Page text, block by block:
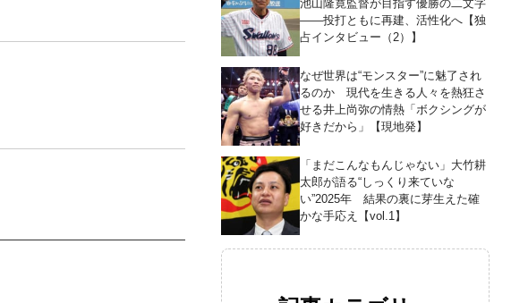
池山隆寛監督が目指す優勝の二文字
――投打ともに再建、活性化へ【独
占インタビュー（2）】
なぜ世界は“モンスター”に魅了され
るのか 現代を生きる人々を熱狂さ
せる井上尚弥の情熱「ボクシングが
好きだから」【現地発】
「まだこんなもんじゃない」大竹耕
太郎が語る“しっくり来ていな
い”2025年 結果の裏に芽生えた確
かな手応え【vol.1】